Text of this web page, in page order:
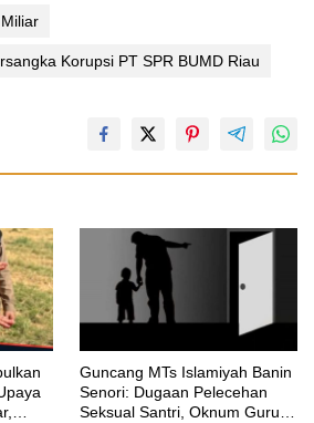
Korupsi PT SPR BUMD Riau
Guncang MTs Islamiyah Banin
Senori: Dugaan Pelecehan
Seksual Santri, Oknum Guru